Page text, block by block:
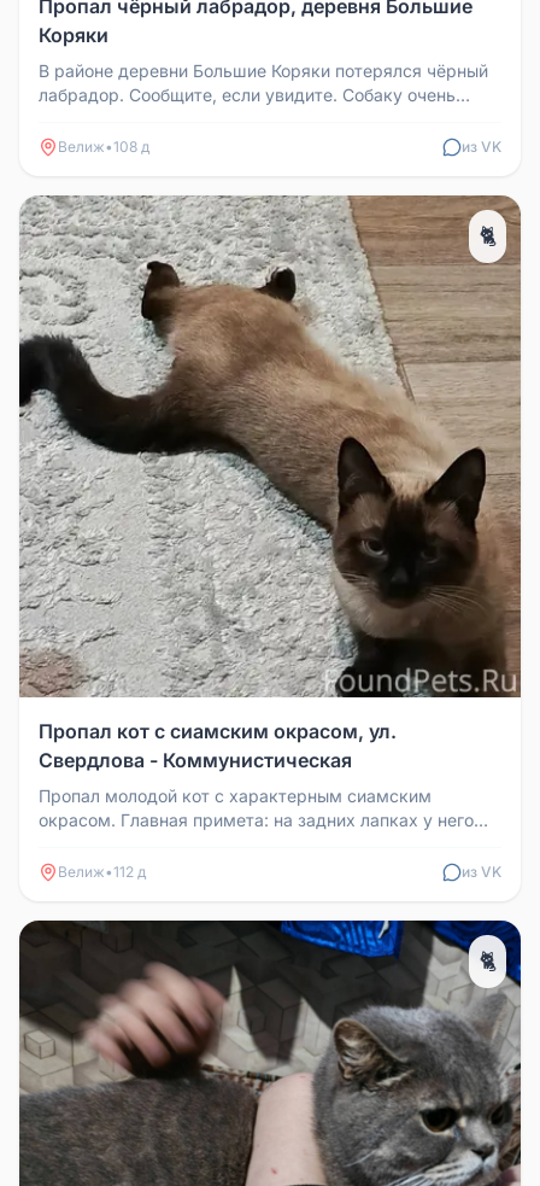
Пропал чёрный лабрадор, деревня Большие
Коряки
В районе деревни Большие Коряки потерялся чёрный
лабрадор. Сообщите, если увидите. Собаку очень
Велиж•108 д из VK
🐈
Пропал кот с сиамским окрасом, ул.
Свердлова - Коммунистическая
Пропал молодой кот с характерным сиамским
окрасом. Главная примета: на задних лапках у него
Велиж•112 д из VK
🐈